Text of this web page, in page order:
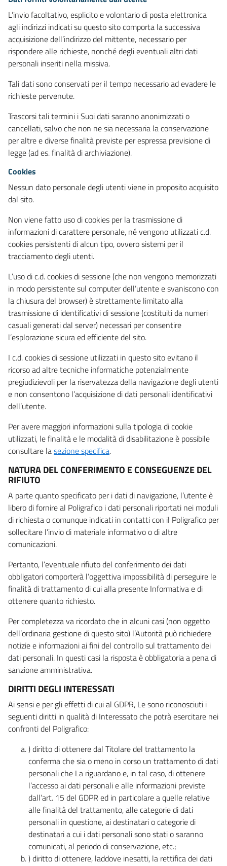
L’invio facoltativo, esplicito e volontario di posta elettronica
agli indirizzi indicati su questo sito comporta la successiva
acquisizione dell’indirizzo del mittente, necessario per
rispondere alle richieste, nonché degli eventuali altri dati
personali inseriti nella missiva.
Tali dati sono conservati per il tempo necessario ad evadere le
richieste pervenute.
Trascorsi tali termini i Suoi dati saranno anonimizzati o
cancellati, salvo che non ne sia necessaria la conservazione
per altre e diverse finalità previste per espressa previsione di
legge (ad es. finalità di archiviazione).
Cookies
Nessun dato personale degli utenti viene in proposito acquisito
dal sito.
Non viene fatto uso di cookies per la trasmissione di
informazioni di carattere personale, né vengono utilizzati c.d.
cookies persistenti di alcun tipo, ovvero sistemi per il
tracciamento degli utenti.
L’uso di c.d. cookies di sessione (che non vengono memorizzati
in modo persistente sul computer dell’utente e svaniscono con
la chiusura del browser) è strettamente limitato alla
trasmissione di identificativi di sessione (costituiti da numeri
casuali generati dal server) necessari per consentire
l’esplorazione sicura ed efficiente del sito.
I c.d. cookies di sessione utilizzati in questo sito evitano il
ricorso ad altre tecniche informatiche potenzialmente
pregiudizievoli per la riservatezza della navigazione degli utenti
e non consentono l’acquisizione di dati personali identificativi
dell’utente.
Per avere maggiori informazioni sulla tipologia di cookie
utilizzati, le finalità e le modalità di disabilitazione è possibile
consultare lasezione specifica.
NATURA DEL CONFERIMENTO E CONSEGUENZE DEL
RIFIUTO
A parte quanto specificato per i dati di navigazione, l’utente è
libero di fornire al Poligrafico i dati personali riportati nei moduli
di richiesta o comunque indicati in contatti con il Poligrafico per
sollecitare l’invio di materiale informativo o di altre
comunicazioni.
Pertanto, l’eventuale rifiuto del conferimento dei dati
obbligatori comporterà l’oggettiva impossibilità di perseguire le
finalità di trattamento di cui alla presente Informativa e di
ottenere quanto richiesto.
Per completezza va ricordato che in alcuni casi (non oggetto
dell’ordinaria gestione di questo sito) l’Autorità può richiedere
notizie e informazioni ai fini del controllo sul trattamento dei
dati personali. In questi casi la risposta è obbligatoria a pena di
sanzione amministrativa.
DIRITTI DEGLI INTERESSATI
Ai sensi e per gli effetti di cui al GDPR, Le sono riconosciuti i
seguenti diritti in qualità di Interessato che potrà esercitare nei
confronti del Poligrafico:
) diritto di ottenere dal Titolare del trattamento la
conferma che sia o meno in corso un trattamento di dati
personali che La riguardano e, in tal caso, di ottenere
l’accesso ai dati personali e alle informazioni previste
dall’art. 15 del GDPR ed in particolare a quelle relative
alle finalità del trattamento, alle categorie di dati
personali in questione, ai destinatari o categorie di
destinatari a cui i dati personali sono stati o saranno
comunicati, al periodo di conservazione, etc.;
) diritto di ottenere, laddove inesatti, la rettifica dei dati